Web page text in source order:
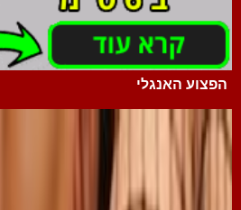
הפצוע האנגלי